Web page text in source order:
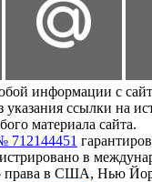
информации с
ссылки на
материала сайта.
712144451
в
права в США, Нью